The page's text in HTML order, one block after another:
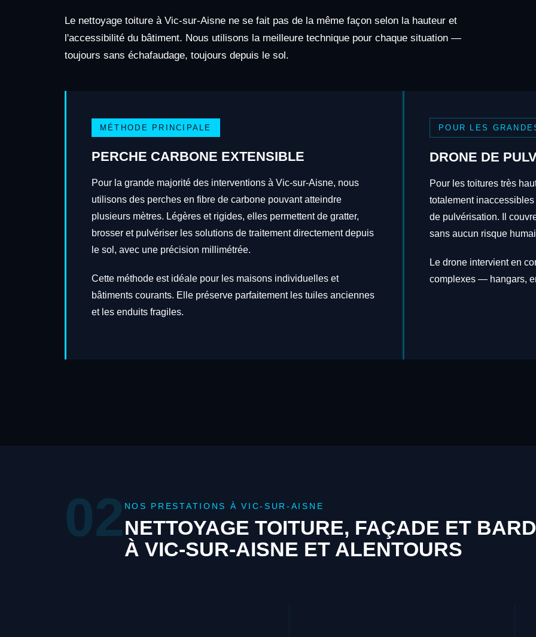
Le nettoyage toiture à Vic-sur-Aisne ne se fait pas de la même façon selon la hauteur et
l'accessibilité du bâtiment. Nous utilisons la meilleure technique pour chaque situation —
toujours sans échafaudage, toujours depuis le sol.
MÉTHODE PRINCIPALE
PERCHE CARBONE EXTENSIBLE
Pour la grande majorité des interventions à Vic-sur-Aisne, nous
utilisons des perches en fibre de carbone pouvant atteindre
plusieurs mètres. Légères et rigides, elles permettent de gratter,
brosser et pulvériser les solutions de traitement directement depuis
le sol, avec une précision millimétrée.
Cette méthode est idéale pour les maisons individuelles et
bâtiments courants. Elle préserve parfaitement les tuiles anciennes
et les enduits fragiles.
POUR LES
DRONE DE
Pour les toitures très
totalement
de pulvérisation. Il
sans aucun risque
Le drone intervient en
complexes — hangars,
02 NOS PRESTATIONS À VIC-SUR-AISNE
NETTOYAGE TOITURE, FAÇADE ET
À VIC-SUR-AISNE ET ALENTOURS